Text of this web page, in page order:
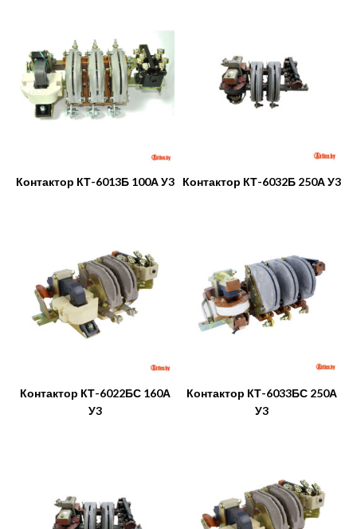
Контактор КТ-6013Б 100А У3 Контактор КТ-6032Б 250А У3
Контактор КТ-6022БС 160А
У3
Контактор КТ-6033БС 250А
У3